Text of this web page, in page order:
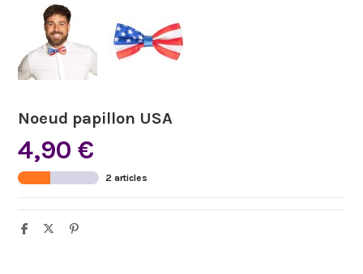
Noeud papillon USA
4,90 €
2 articles